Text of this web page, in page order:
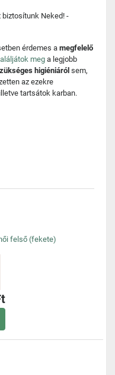
biztosítunk Neked! -
érdemes amegfelelő
meg a legjobb
higiéniáról sem,
az ezekre
illetve tartsátok karban.
felső (fekete)